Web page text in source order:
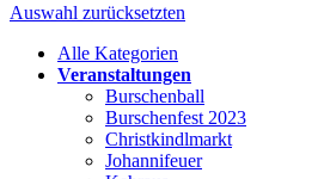
Auswahl zurücksetzten
Alle Kategorien
Veranstaltungen
Burschenball
Burschenfest 2023
Christkindlmarkt
Johannifeuer